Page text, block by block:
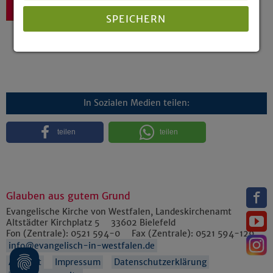
Zurück
In Sozialen Medien teilen:
teilen teilen
Glauben aus gutem Grund
Evangelische Kirche von Westfalen, Landeskirchenamt
Altstädter Kirchplatz 5
33602 Bielefeld
Fon (Zentrale): 0521 594-0 Fax (Zentrale): 0521 594-129
info@evangelisch-in-westfalen.de
Anfahrt
Impressum
Datenschutzerklärung
SPEICHERN